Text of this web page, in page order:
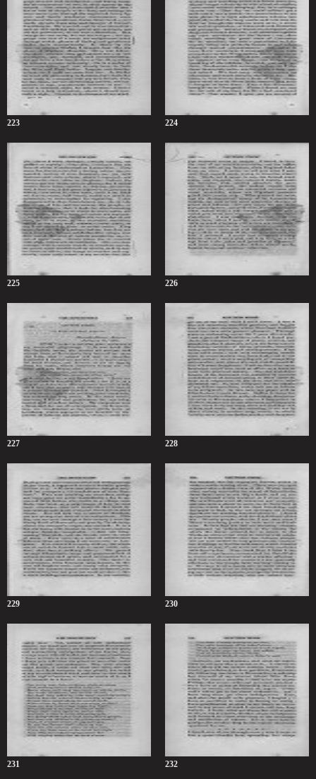
223 224
225 226
227 228
229 230
231 232